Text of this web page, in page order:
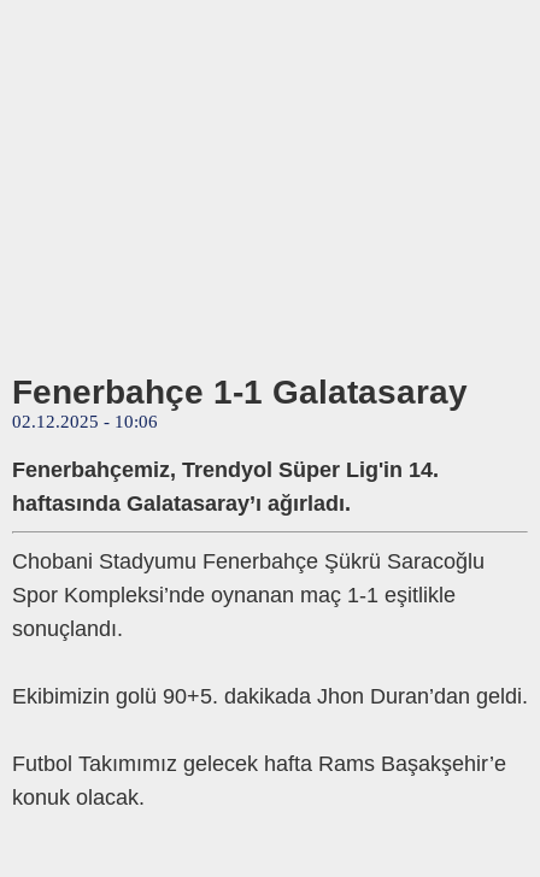
Fenerbahçe 1-1 Galatasaray
02.12.2025 - 10:06
Fenerbahçemiz, Trendyol Süper Lig'in 14.
haftasında Galatasaray’ı ağırladı.
Chobani Stadyumu Fenerbahçe Şükrü Saracoğlu
Spor Kompleksi’nde oynanan maç 1-1 eşitlikle
sonuçlandı.
Ekibimizin golü 90+5. dakikada Jhon Duran’dan geldi.
Futbol Takımımız gelecek hafta Rams Başakşehir’e
konuk olacak.